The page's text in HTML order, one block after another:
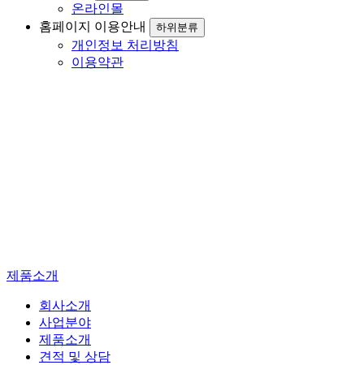
온라인몰
홈페이지 이용안내
하위분류
개인정보 처리방침
이용약관
제품소개
회사소개
사업분야
제품소개
견적 및 상담